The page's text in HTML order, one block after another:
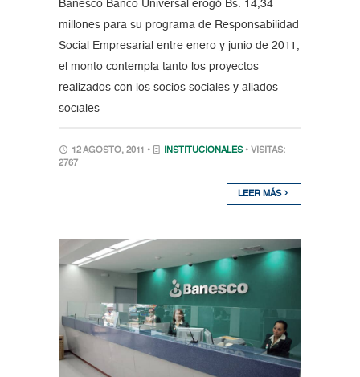
Banesco Banco Universal erogó Bs. 14,34
millones para su programa de Responsabilidad
Social Empresarial entre enero y junio de 2011,
el monto contempla tanto los proyectos
realizados con los socios sociales y aliados
sociales
12 AGOSTO, 2011 • INSTITUCIONALES • VISITAS:
2767
LEER MÁS